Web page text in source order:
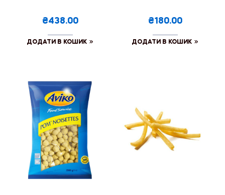
₴438.00
ДОДАТИ В КОШИК
₴180.00
ДОДАТИ В КОШИК